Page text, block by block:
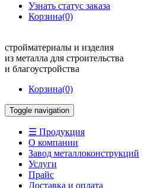
Узнать статус заказа
Корзина(0)
стройматериалы и изделия
из металла для строительства
и благоустройства
Корзина(0)
Toggle navigation
☰ Продукция
О компании
Завод металлоконструкций
Услуги
Прайс
Доставка и оплата